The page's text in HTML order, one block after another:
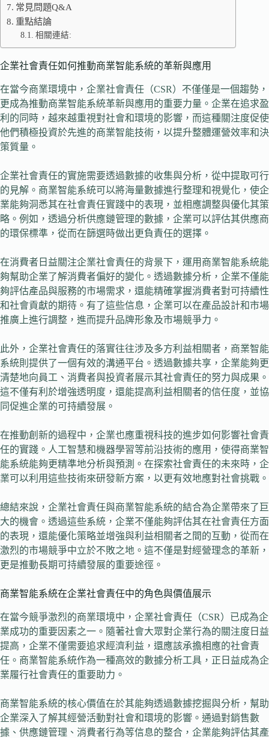
常見問題Q&A
重點結論
相關連結:
企業社會責任如何推動商業智能系統的革新與應用
在當今商業環境中，企業社會責任（CSR）不僅僅是一個趨勢，
更成為推動商業智能系統革新與應用的重要力量。企業在追求盈
利的同時，越來越重視對社會和環境的影響，而這種關注度促使
他們積極投資於先進的商業智能技術，以提升整體運營效率和決
策質量。
企業社會責任的實施需要透過數據的收集與分析，從中提取可行
的見解。商業智能系統可以將海量數據進行整理和視覺化，使企
業能夠洞悉其在社會責任實踐中的表現，並相應調整與優化其策
略。例如，透過分析供應鏈管理的數據，企業可以評估其供應商
的環保標準，從而在篩選時做出更負責任的選擇。
在消費者日益關注企業社會責任的背景下，運用商業智能系統能
夠幫助企業了解消費者偏好的變化。透過數據分析，企業不僅能
夠評估產品與服務的市場需求，還能精確掌握消費者對可持續性
和社會貢獻的期待。有了這些信息，企業可以在產品設計和市場
推廣上進行調整，進而提升品牌形象及市場競爭力。
此外，企業社會責任的落實往往涉及多方利益相關者，商業智能
系統則提供了一個有效的溝通平台。透過數據共享，企業能夠更
清楚地向員工、消費者與投資者展示其社會責任的努力與成果。
這不僅有利於增強透明度，還能提高利益相關者的信任度，並協
同促進企業的可持續發展。
在推動創新的過程中，企業也應重視科技的進步如何影響社會責
任的實踐。人工智慧和機器學習等前沿技術的應用，使得商業智
能系統能夠更精準地分析與預測。在探索社會責任的未來時，企
業可以利用這些技術來研發新方案，以更有效地應對社會挑戰。
總結來說，企業社會責任與商業智能系統的結合為企業帶來了巨
大的機會。透過這些系統，企業不僅能夠評估其在社會責任方面
的表現，還能優化策略並增強與利益相關者之間的互動，從而在
激烈的市場競爭中立於不敗之地。這不僅是對經營理念的革新，
更是推動長期可持續發展的重要途徑。
商業智能系統在企業社會責任中的角色與價值展示
在當今競爭激烈的商業環境中，企業社會責任（CSR）已成為企
業成功的重要因素之一。隨著社會大眾對企業行為的關注度日益
提高，企業不僅需要追求經濟利益，還應該承擔相應的社會責
任。商業智能系統作為一種高效的數據分析工具，正日益成為企
業履行社會責任的重要助力。
商業智能系統的核心價值在於其能夠透過數據挖掘與分析，幫助
企業深入了解其經營活動對社會和環境的影響。通過對銷售數
據、供應鏈管理、消費者行為等信息的整合，企業能夠評估其產